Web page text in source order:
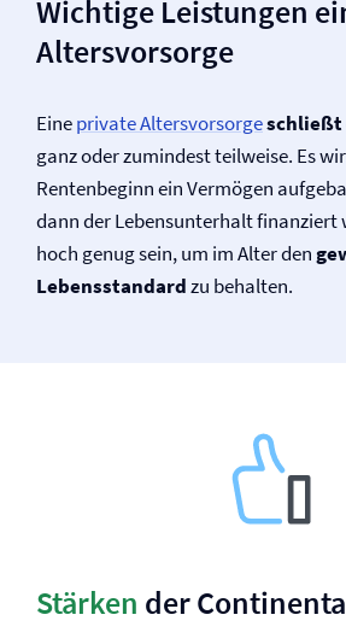
Wichtige Leistungen
Altersvorsorge
Eineprivate Altersvorsorgeschließt
ganz oder zumindest teilweise. Es
Rentenbeginn ein Vermögen
dann der Lebensunterhalt finanziert
hoch genug sein, um im Alter den
Lebensstandardzu behalten.
Stärken der